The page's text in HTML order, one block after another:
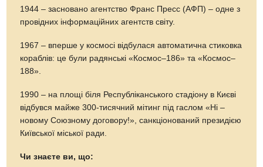
1944 – засновано агентство Франс Пресс (АФП) – одне з
провідних інформаційних агентств світу.
1967 – вперше у космосі відбулася автоматична стиковка
кораблів: це були радянські «Космос–186» та «Космос–
188».
1990 – на площі біля Республіканського стадіону в Києві
відбувся майже 300-тисячний мітинг під гаслом «Ні –
новому Союзному договору!», санкціонований президією
Київської міської ради.
Чи знаєте ви, що: